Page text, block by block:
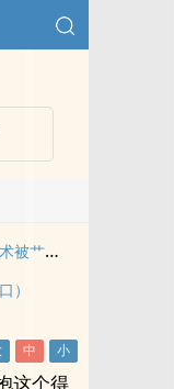
双性大奶淫荡受靠催眠术被艹烂了逼
）
这个得